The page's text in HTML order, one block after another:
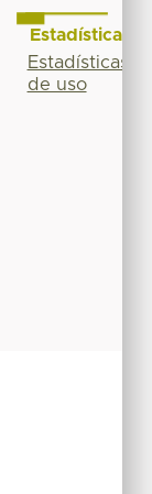
Estadísticas
Estadísticas
de uso